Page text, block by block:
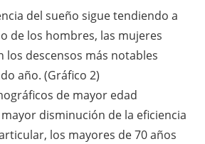
del sueño sigue tendiendo a
de los hombres, las mujeres
los descensos más notables
año. (Gráfico 2)
de mayor edad
disminución de la eficiencia
los mayores de 70 años